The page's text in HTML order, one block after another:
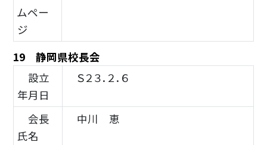
ムペー
ジ
19 静岡県校長会
設立
年月日
Ｓ２３．２．６
会長
氏名
中川 恵